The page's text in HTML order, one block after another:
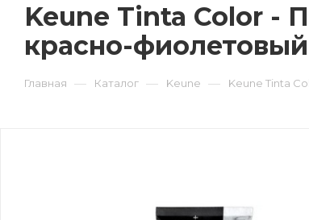
Keune Tinta Color -
красно-
Главная — Каталог — Keune — Keune Tinta